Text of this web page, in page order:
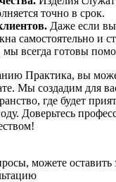
точно в срок.
Даже если
самостоятельно и
мы всегда готовы
Практика, вы
Мы создадим для
где будет
Доверьтесь
можете оставить